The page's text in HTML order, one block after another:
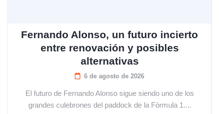
Fernando Alonso, un futuro incierto
entre renovación y posibles
alternativas
6 de agosto de 2026
El futuro de Fernando Alonso sigue siendo uno de los
grandes culebrones del paddock de la Fórmula 1....